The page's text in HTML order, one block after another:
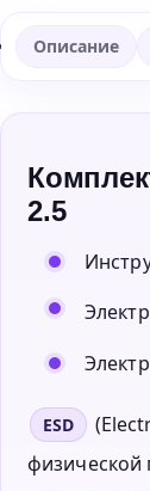
Описание
2.5
ESD
физической